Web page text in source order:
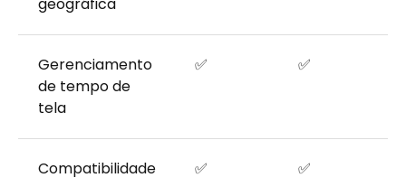
Gerenciamento
de tempo de
tela
✅ ✅
Compatibilidade ✅ ✅